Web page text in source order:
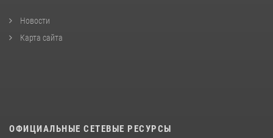
Новости
Карта сайта
ОФИЦИАЛЬНЫЕ СЕТЕВЫЕ РЕСУРСЫ